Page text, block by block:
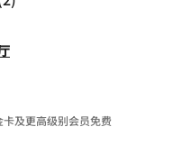
及更高级别会员免费